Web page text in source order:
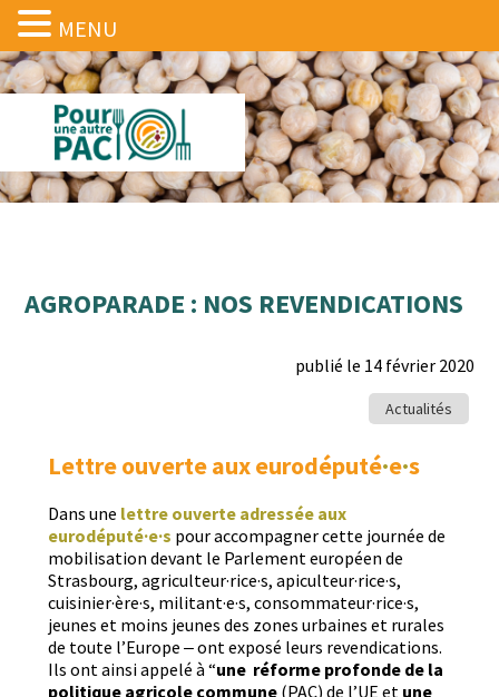
AGROPARADE : NOS REVENDICATIONS
publié le 14 février 2020
Actualités
Lettre ouverte aux eurodéputé·e·s
Dans une let­tre ouverte adressée aux
eurodéputé·e·s pour accom­pa­g­n­er cette journée de
mobil­i­sa­tion devant le Par­lement européen de
Stras­bourg, agriculteur·rice·s, apiculteur·rice·s,
cuisinier·ère·s, militant·e·s, consommateur·rice·s,
jeunes et moins jeunes des zones urbaines et rurales
de toute l’Eu­rope ‒ ont exposé leurs reven­di­ca­tions.
Ils ont ain­si appelé à “une réforme pro­fonde de la
poli­tique agri­cole com­mune(PAC) de l’UE et une
MENU